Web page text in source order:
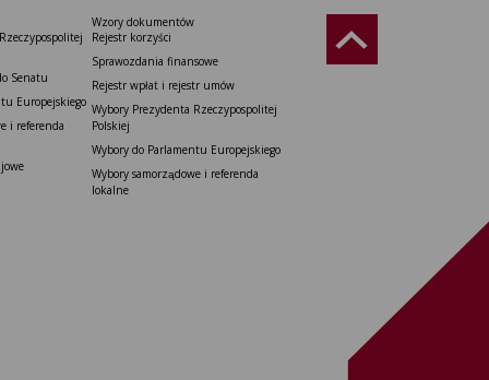
Senatu
Europejskiego
i referenda
Wzory dokumentów
Rejestr korzyści
Sprawozdania finansowe
Rejestr wpłat i rejestr umów
Wybory Prezydenta Rzeczypospolitej
Polskiej
Wybory do Parlamentu Europejskiego
Wybory samorządowe i referenda
lokalne